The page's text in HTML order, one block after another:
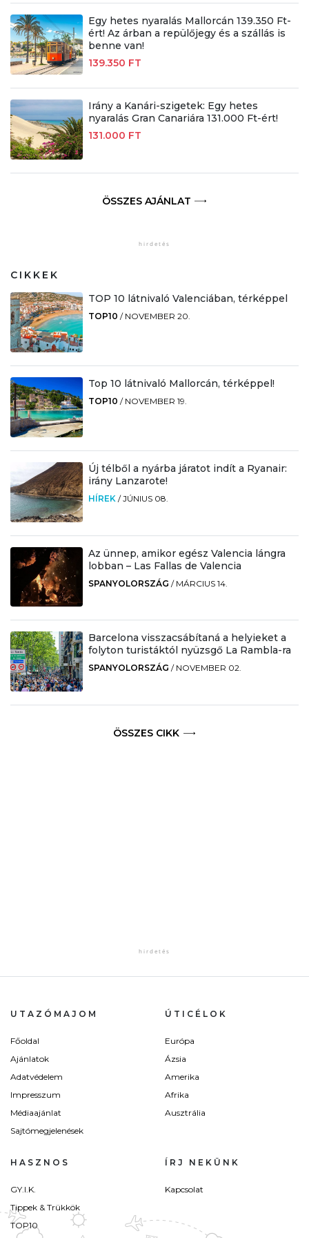
Egy hetes nyaralás Mallorcán 139.350 Ft-
ért! Az árban a repülőjegy és a szállás is
benne van!
139.350 FT
Irány a Kanári-szigetek: Egy hetes
nyaralás Gran Canariára 131.000 Ft-ért!
131.000 FT
ÖSSZES AJÁNLAT
CIKKEK
TOP 10 látnivaló Valenciában, térképpel
TOP10 / NOVEMBER 20.
Top 10 látnivaló Mallorcán, térképpel!
TOP10 / NOVEMBER 19.
Új télből a nyárba járatot indít a Ryanair:
irány Lanzarote!
HÍREK /JÚNIUS 08.
Az ünnep, amikor egész Valencia lángra
lobban – Las Fallas de Valencia
SPANYOLORSZÁG / MÁRCIUS 14.
Barcelona visszacsábítaná a helyieket a
folyton turistáktól nyüzsgő La Rambla-ra
SPANYOLORSZÁG / NOVEMBER 02.
ÖSSZES CIKK
UTAZÓMAJOM
Főoldal
Ajánlatok
Adatvédelem
Impresszum
Médiaajánlat
Sajtómegjelenések
ÚTICÉLOK
Európa
Ázsia
Amerika
Afrika
Ausztrália
HASZNOS
GY.I.K.
Tippek & Trükkök
TOP10
ÍRJ NEKÜNK
Kapcsolat